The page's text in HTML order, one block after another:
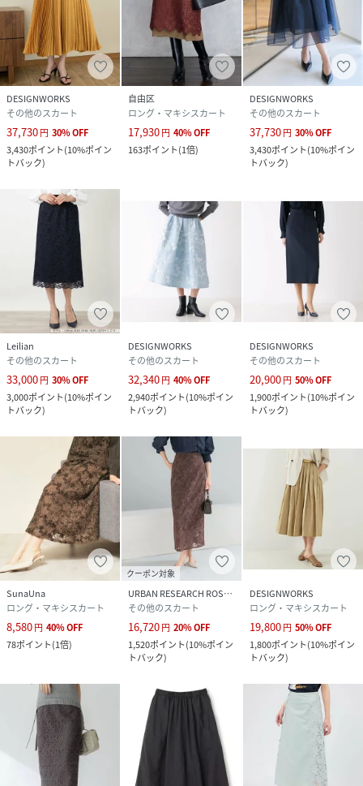
※商品を使用前に、タグ等に記載されている「取り扱い上の
注意書き」
「洗濯表示」を必ずご確認ください。
※商品に不良が無い場合、包装紙および箱の彼損がございま
しても発送いたします。
あらかじめご了承ください。
性別タイプ レディース
原産国
素材
本体 表側 ポリエステル100% 裏側 キュプラ64%
ポリエステル36% 別布 ポリエステル100% 裏地
キュプラ100%
サイズ 36、38
クリーニング ドライクリーニング
品番
RW9179_35520970012
DESIGNWORKS
その他のスカート
37,730円 30%OFF
3,430ポイント(10%ポイン
トバック)
自由区
ロング・マキシスカート
17,930円 40%OFF
163ポイント(1倍)
DESIGNWORKS
その他のスカート
37,730円 30%OFF
3,430ポイント(10%ポイン
トバック)
Leilian
その他のスカート
33,000円 30%OFF
3,000ポイント(10%ポイン
トバック)
DESIGNWORKS
その他のスカート
32,340円 40%OFF
2,940ポイント(10%ポイン
トバック)
DESIGNWORKS
その他のスカート
20,900円 50%OFF
1,900ポイント(10%ポイン
トバック)
SunaUna
ロング・マキシスカート
8,580円 40%OFF
78ポイント(1倍)
クーポン対象
URBAN RESEARCH ROSSO
その他のスカート
16,720円 20%OFF
1,520ポイント(10%ポイン
トバック)
DESIGNWORKS
ロング・マキシスカート
19,800円 50%OFF
1,800ポイント(10%ポイン
トバック)